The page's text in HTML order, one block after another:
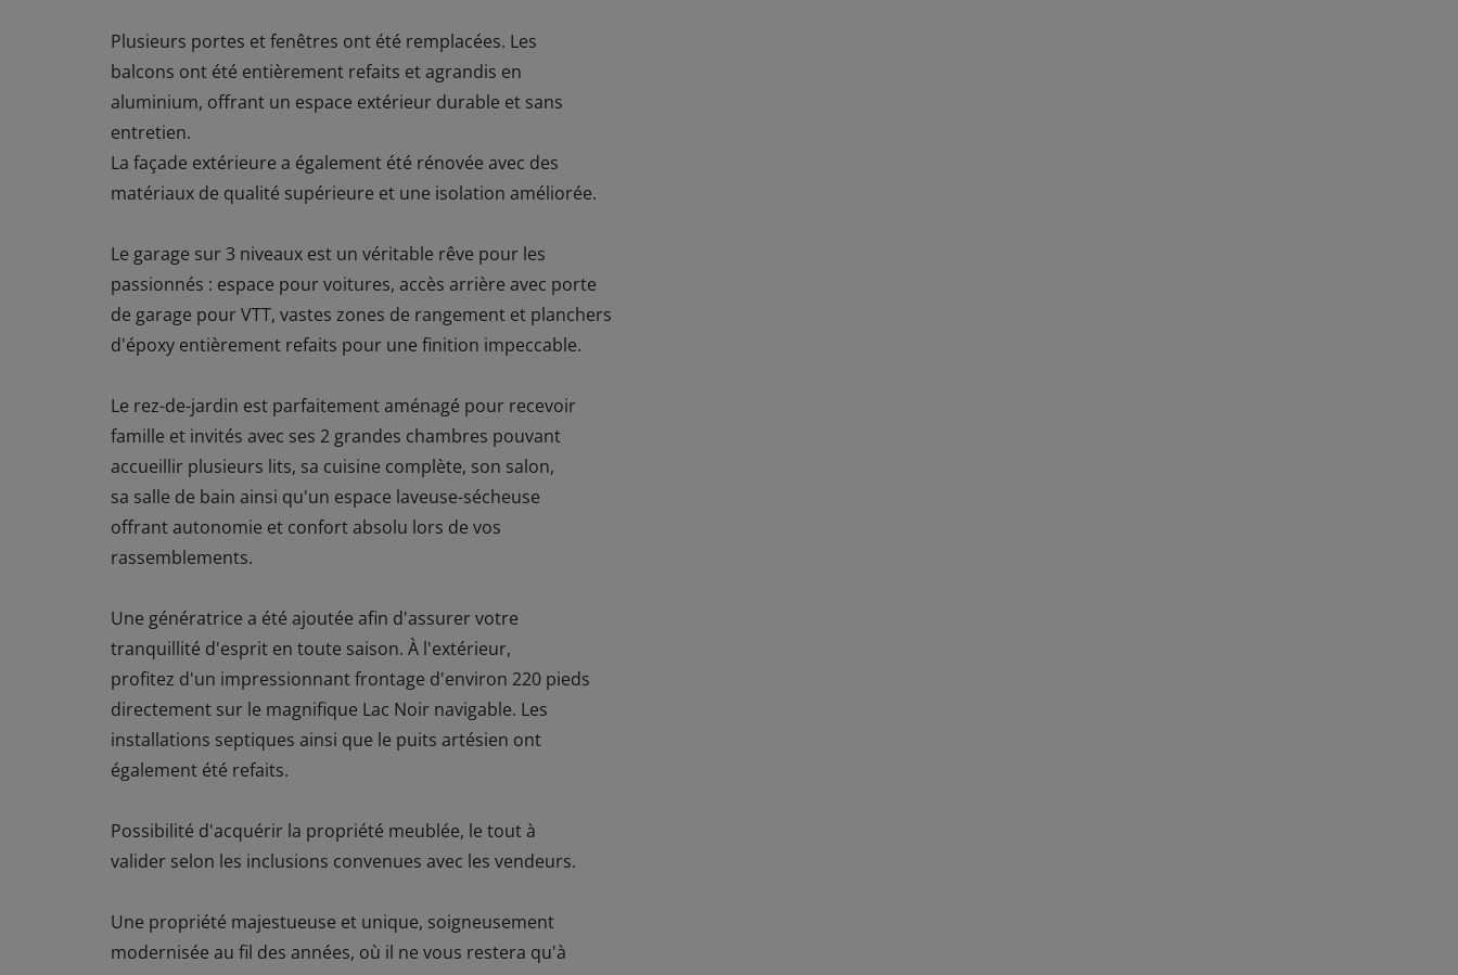
Plusieurs portes et fenêtres ont été remplacées. Les
balcons ont été entièrement refaits et agrandis en
aluminium, offrant un espace extérieur durable et sans
entretien.
La façade extérieure a également été rénovée avec des
matériaux de qualité supérieure et une isolation améliorée.
Le garage sur 3 niveaux est un véritable rêve pour les
passionnés : espace pour voitures, accès arrière avec porte
de garage pour VTT, vastes zones de rangement et planchers
d'époxy entièrement refaits pour une finition impeccable.
Le rez-de-jardin est parfaitement aménagé pour recevoir
famille et invités avec ses 2 grandes chambres pouvant
accueillir plusieurs lits, sa cuisine complète, son salon,
sa salle de bain ainsi qu'un espace laveuse-sécheuse
offrant autonomie et confort absolu lors de vos
rassemblements.
Une génératrice a été ajoutée afin d'assurer votre
tranquillité d'esprit en toute saison. À l'extérieur,
profitez d'un impressionnant frontage d'environ 220 pieds
directement sur le magnifique Lac Noir navigable. Les
installations septiques ainsi que le puits artésien ont
également été refaits.
Possibilité d'acquérir la propriété meublée, le tout à
valider selon les inclusions convenues avec les vendeurs.
Une propriété majestueuse et unique, soigneusement
modernisée au fil des années, où il ne vous restera qu'à